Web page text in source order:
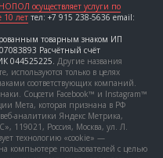
осуществляет услуги по
10 лет тел: +7 915 238-5636 email:
товарным знаком ИП
Расчётный счёт
044525225. Другие названия
используются только в целях
соответствующих компаний.
Соцсети Facebook™ и Instagram™
Мета, которая признана в РФ
веб-аналитики Яндекс Метрика,
119021, Россия, Москва, ул. Л.
технологию «cookie» —
компьютере пользователей с целью